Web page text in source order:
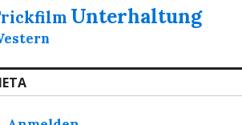
Unterhaltung